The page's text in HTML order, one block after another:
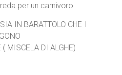
per un carnivoro.
IN BARATTOLO CHE I
( MISCELA DI ALGHE)